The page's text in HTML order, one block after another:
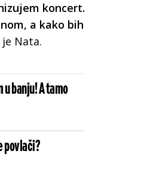
koncert.
a kako bih
Nata.
u banju! A tamo
povlači?